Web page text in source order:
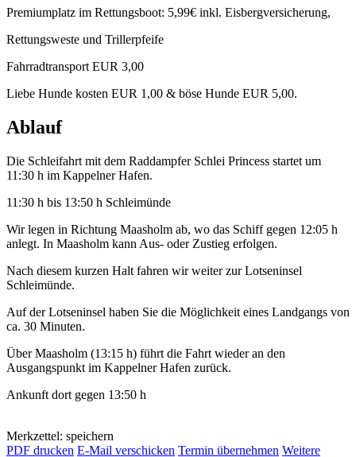
Premiumplatz im Rettungsboot: 5,99€ inkl. Eisbergversicherung,
Rettungsweste und Trillerpfeife
Fahrradtransport EUR 3,00
Liebe Hunde kosten EUR 1,00 & böse Hunde EUR 5,00.
Ablauf
Die Schleifahrt mit dem Raddampfer Schlei Princess startet um
11:30 h im Kappelner Hafen.
11:30 h bis 13:50 h Schleimünde
Wir legen in Richtung Maasholm ab, wo das Schiff gegen 12:05 h
anlegt. In Maasholm kann Aus- oder Zustieg erfolgen.
Nach diesem kurzen Halt fahren wir weiter zur Lotseninsel
Schleimünde.
Auf der Lotseninsel haben Sie die Möglichkeit eines Landgangs von
ca. 30 Minuten.
Über Maasholm (13:15 h) führt die Fahrt wieder an den
Ausgangspunkt im Kappelner Hafen zurück.
Ankunft dort gegen 13:50 h
Merkzettel: speichern
PDF drucken E-Mail verschicken Termin übernehmen Weitere